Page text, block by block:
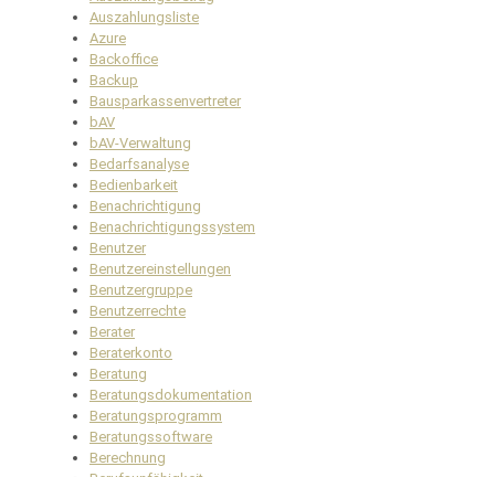
Auszahlungsliste
Azure
Backoffice
Backup
Bausparkassenvertreter
bAV
bAV-Verwaltung
Bedarfsanalyse
Bedienbarkeit
Benachrichtigung
Benachrichtigungssystem
Benutzer
Benutzereinstellungen
Benutzergruppe
Benutzerrechte
Berater
Beraterkonto
Beratung
Beratungsdokumentation
Beratungsprogramm
Beratungssoftware
Berechnung